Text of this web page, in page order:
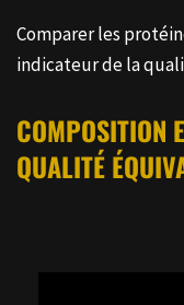
Comparer les
indicateur de la
COMPOSITION
QUALITÉ